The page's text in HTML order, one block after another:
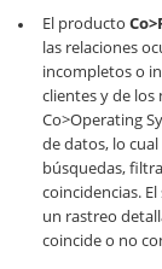
El producto
las relaciones
incompletos o
clientes y de los
Co>Operating
de datos, lo
búsquedas,
coincidencias.
un rastreo
coincide o no